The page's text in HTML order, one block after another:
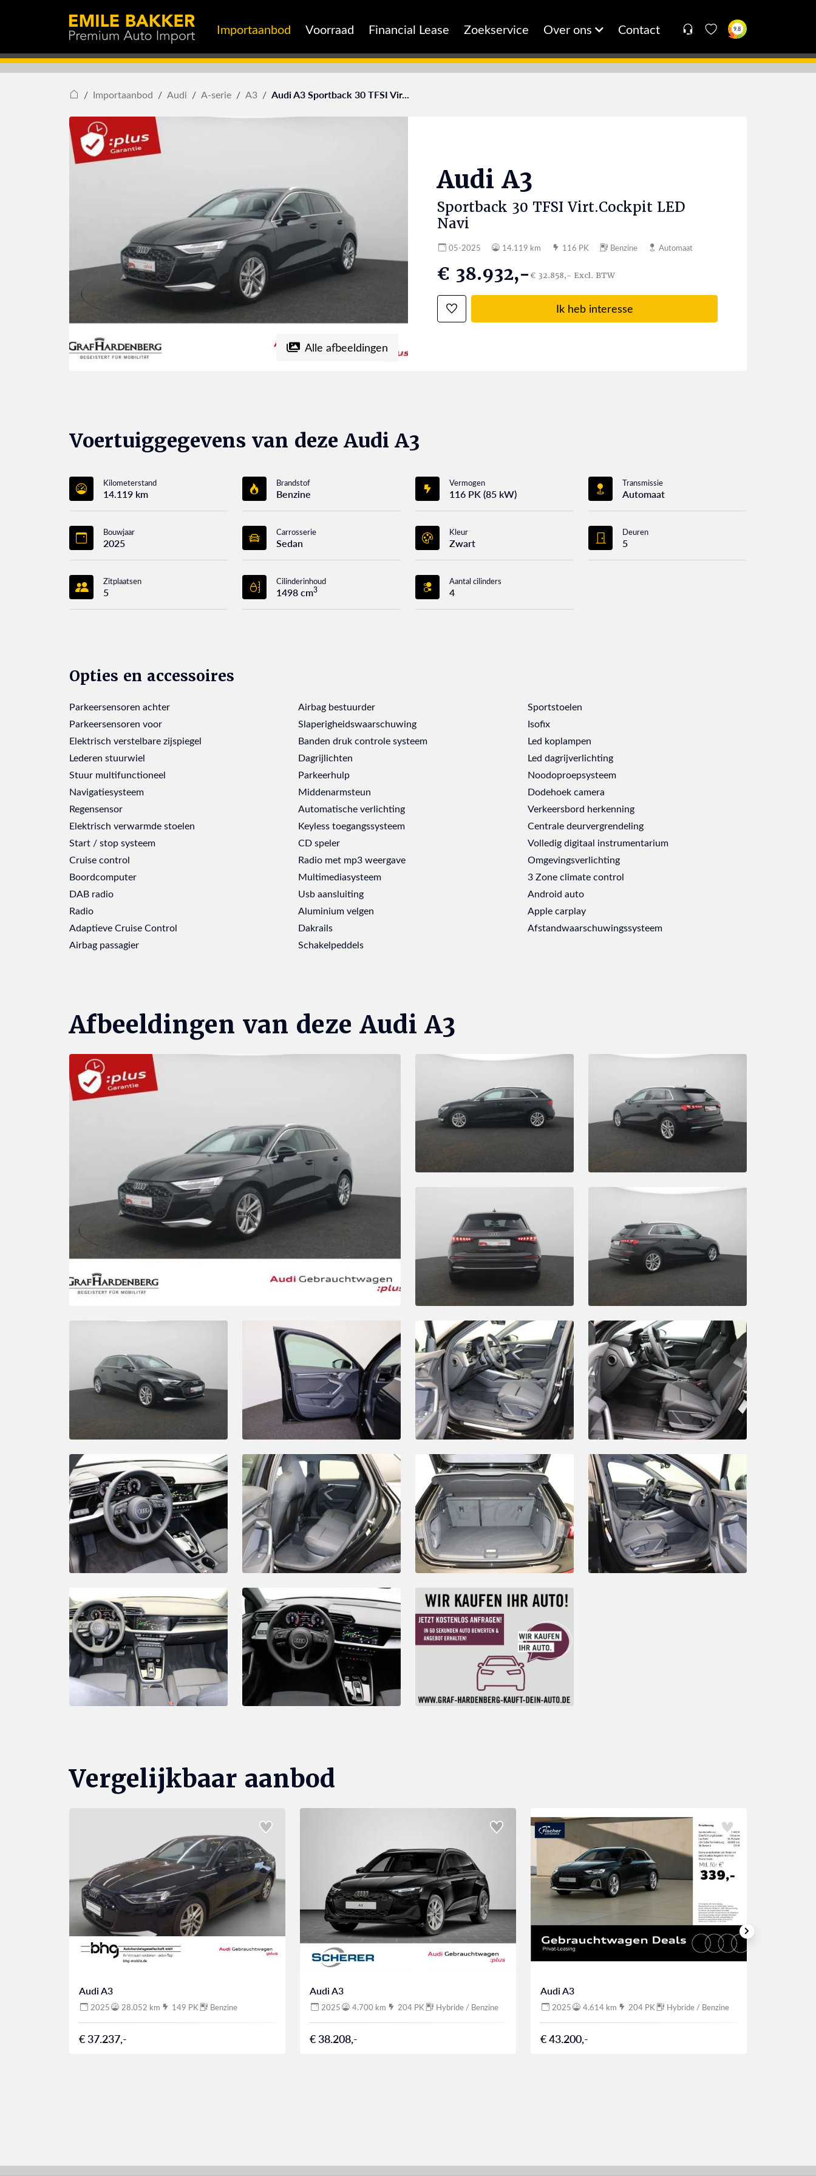
Importaanbod Voorraad Financial Lease Zoekservice Over ons Contact 9.8
Importaanbod Audi A-serie A3 Audi A3 Sportback 30 TFSI Vir...
Alle afbeeldingen
AudiA3
Sportback 30 TFSI Virt.Cockpit LED
Navi
05-2025 14.119 km 116 PK Benzine Automaat
€ 38.932,-€ 32.858,- Excl. BTW
Ik heb interesse
Voertuiggegevens van deze Audi A3
Kilometerstand
14.119 km
Brandstof
Benzine
Vermogen
116 PK (85 kW)
Transmissie
Automaat
Bouwjaar
2025
Carrosserie
Sedan
Kleur
Zwart
Deuren
5
Zitplaatsen
5
Cilinderinhoud
1498 cm3
Aantal cilinders
4
Opties en accessoires
Parkeersensoren achter
Parkeersensoren voor
Elektrisch verstelbare zijspiegel
Lederen stuurwiel
Stuur multifunctioneel
Navigatiesysteem
Regensensor
Elektrisch verwarmde stoelen
Start / stop systeem
Cruise control
Boordcomputer
DAB radio
Radio
Adaptieve Cruise Control
Airbag passagier
Airbag bestuurder
Slaperigheidswaarschuwing
Banden druk controle systeem
Dagrijlichten
Parkeerhulp
Middenarmsteun
Automatische verlichting
Keyless toegangssysteem
CD speler
Radio met mp3 weergave
Multimediasysteem
Usb aansluiting
Aluminium velgen
Dakrails
Schakelpeddels
Sportstoelen
Isofix
Led koplampen
Led dagrijverlichting
Noodoproepsysteem
Dodehoek camera
Verkeersbord herkenning
Centrale deurvergrendeling
Volledig digitaal instrumentarium
Omgevingsverlichting
3 Zone climate control
Android auto
Apple carplay
Afstandwaarschuwingssysteem
Afbeeldingen van deze Audi A3
Vergelijkbaar aanbod
Audi A3
2025 28.052 km 149 PK Benzine
€ 37.237,-
Audi A3
2025 4.700 km 204 PK Hybride / Benzine
€ 38.208,-
Audi A3
2025 4.614 km 204 PK Hybride / Benzine
€ 43.200,-